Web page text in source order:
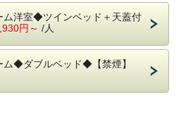
・貸切露天風呂
います。
は＜0557-82-8111＞までお問い合わせく
なります。
ホテルよりご連絡いたします。（近隣のコ
21:00（最終入場 20:00）
（最終入場 9:00）
ださいますようお願い申し上げます。
是非ご堪能くださいませ。
念日、長寿など...
生の思い出となる素敵なひとときをお過ご
につきまして当館までお電話くださいます
げます。＜0557-82-8111＞
色は「感動」間違いなし。
ム洋室◆ツインベッド＋天蓋付
円～ /人
ム◆ダブルベッド◆【禁煙】